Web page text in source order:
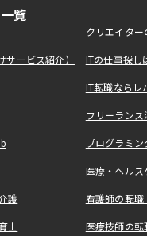
覧
クリエイタ
サービス紹介） ITの仕事探
IT転職なら
フリーラン
プログラミ
医療・ヘル
護 看護師の転
士 医療技師の